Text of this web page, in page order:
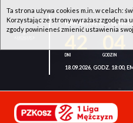
WKK ACTIVE HOTEL
18.09.2026, GODZ. 18:00,
Ta strona używa cookies m.in. w celach:
Korzystając ze strony wyrażasz zgodę na
zgody powinieneś zmienić ustawienia